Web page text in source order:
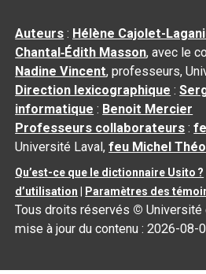
Auteurs : Hélène Cajolet-
Chantal‑Édith Masson, avec le
Nadine Vincent, professeurs,
Direction lexicographique :
informatique : Benoit Mercier
Professeurs collaborateurs :
Université Laval,feu Michel
Qu’est-ce que le dictionnaire Usito ?
d’utilisation
Paramètres des
Tous droits réservés ©
mise à jour du contenu :2026-08-